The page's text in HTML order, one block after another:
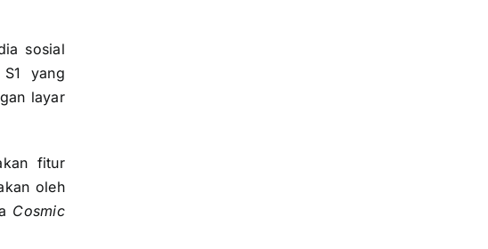
sosial
yang
layar
fitur
oleh
Cosmic